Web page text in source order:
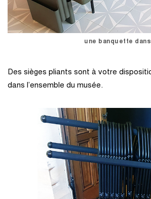
une banquette
Des sièges pliants sont à votre
dans l’ensemble du musée.